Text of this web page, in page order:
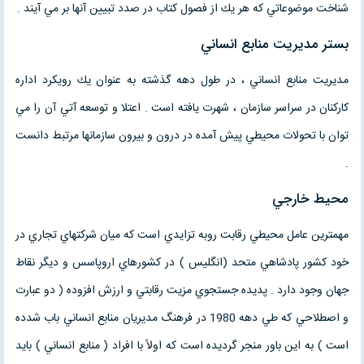
شناخت موضوعاتي كه هر يك از فصول كتاب در صدد تبيين آنها بر مي آيند .
بستر مديريت منابع انساني
مديريت منابع انساني ، در طول دهه گذشته به عنوان يك رويكرد اداره
كاركنان در سراسر سازمان ، شهرت يافته است . اعتلا و توسعه آتي آن را مي
توان با تحولات محيطي پيش آمده در درون و بيرون سازمانها مرتبط دانست
.
محيط خارجي
مهمترين عامل محيطي رقابت روبه تزايدي است كه ميان شركتهاي تجاري در
خود كشور پادشاهي متحد (انگليس ) در كشورهاي اروپاسس و ديگر نقاط
جهان وجود دارد . پديده جستجوي مزيت رقابتي و ارزش افزوده ( دو عبارت
و اصطلاحي كه طي دهه 1980 در فرهنگ مديريان منابع انساني باب شدده
است ) به اين باور منجر گرديده است كه اولاً با افراد ( منابع انساني ) بايد